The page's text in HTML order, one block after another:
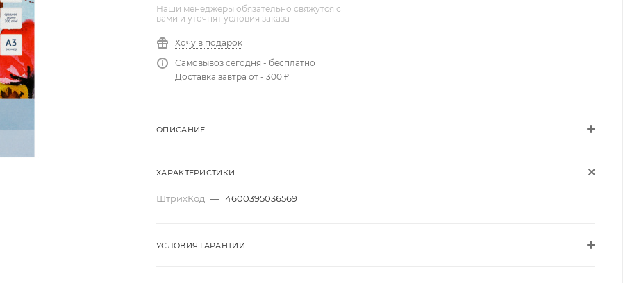
Наши менеджеры обязательно свяжутся с
вами и уточнят условия заказа
Хочу в подарок
Самовывоз сегодня - бесплатно
Доставка завтра от - 300 ₽
ОПИСАНИЕ
ХАРАКТЕРИСТИКИ
ШтрихКод — 4600395036569
УСЛОВИЯ ГАРАНТИИ